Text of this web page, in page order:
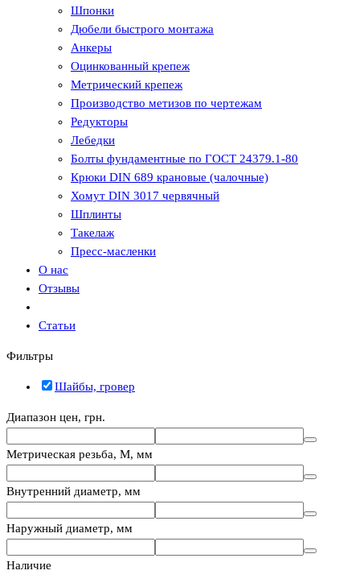
Шпонки
Дюбели быстрого монтажа
Анкеры
Оцинкованный крепеж
Метрический крепеж
Производство метизов по чертежам
Редукторы
Лебедки
Болты фундаментные по ГОСТ 24379.1-80
Крюки DIN 689 крановые (чалочные)
Хомут DIN 3017 червячный
Шплинты
Такелаж
Пресс-масленки
О нас
Отзывы
Статьи
Фильтры
Шайбы, гровер
Диапазон цен, грн.
Метрическая резьба, М, мм
Внутренний диаметр, мм
Наружный диаметр, мм
Наличие